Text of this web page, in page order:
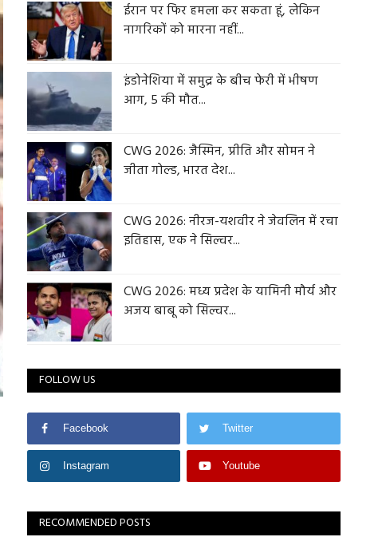
ईरान पर फिर हमला कर सकता हूं, लेकिन
नागरिकों को मारना नहीं...
इंडोनेशिया में समुद्र के बीच फेरी में भीषण
आग, 5 की मौत...
CWG 2026: जैस्मिन, प्रीति और सोमन ने
जीता गोल्ड, भारत देश...
CWG 2026: नीरज-यशवीर ने जेवलिन में रचा
इतिहास, एक ने सिल्वर...
CWG 2026: मध्य प्रदेश के यामिनी मौर्य और
अजय बाबू को सिल्वर...
FOLLOW US
Facebook Twitter
Instagram Youtube
RECOMMENDED POSTS